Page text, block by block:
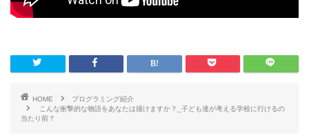
HOME
プログラミング紹介
こんな衝撃的な物語をあなたは描けますか？_子ども達が考える学校に行けるの
当たり前？